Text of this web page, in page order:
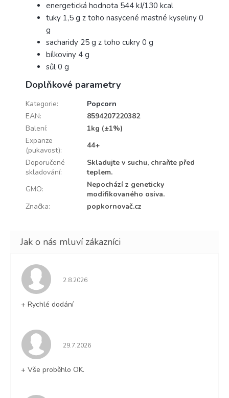
energetická hodnota 544 kJ/130 kcal
tuky 1,5 g z toho nasycené mastné kyseliny 0
g
sacharidy 25 g z toho cukry 0 g
bílkoviny 4 g
sůl 0 g
Doplňkové parametry
Kategorie:
Popcorn
EAN:
8594207220382
Balení:
1kg (±1%)
Expanze
(pukavost):
44+
Doporučené
skladování:
Skladujte v suchu, chraňte před
teplem.
GMO:
Nepochází z geneticky
modifikovaného osiva.
Značka: popkornovač.cz
Hodnocení obchodu je 5 z 5 hvězdiček.
2.8.2026
+ Rychlé dodání
Hodnocení obchodu je 5 z 5 hvězdiček.
29.7.2026
+ Vše proběhlo OK.